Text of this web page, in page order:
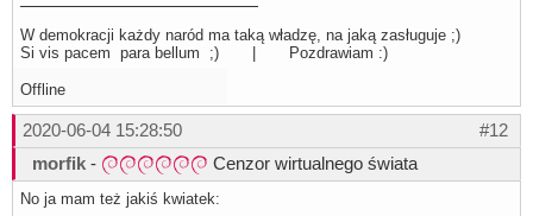
[11045.981968] RIP: 0033:0x7f332893d509
[11045.981969] Code: 00 c3 66 2e 0f 1f 84 00 00 00
[11045.981970] RSP: 002b:00007ffd8dcda638 EFLAGS:
[11045.981970] RAX: ffffffffffffffda RBX:
[11045.981972] R10: 0000000000000003 R11:
[11045.981972] R13: 0000000000000000 R14:
[11045.997080] Freezing user space processes ...
[11045.999466] OOM killer disabled.
[11045.999494] [p_lkrg] 4/23 UMH paths were
[11046.011798] [p_lkrg] [ED] ERROR: Can't find
W demokracji każdy naród ma taką władzę, na jaką zasługuje ;)
Si vis pacem para bellum ;) | Pozdrawiam :)
Offline
#12
2020-06-04 15:28:50
morfik - Cenzor wirtualnego świata
No ja mam też jakiś kwiatek: